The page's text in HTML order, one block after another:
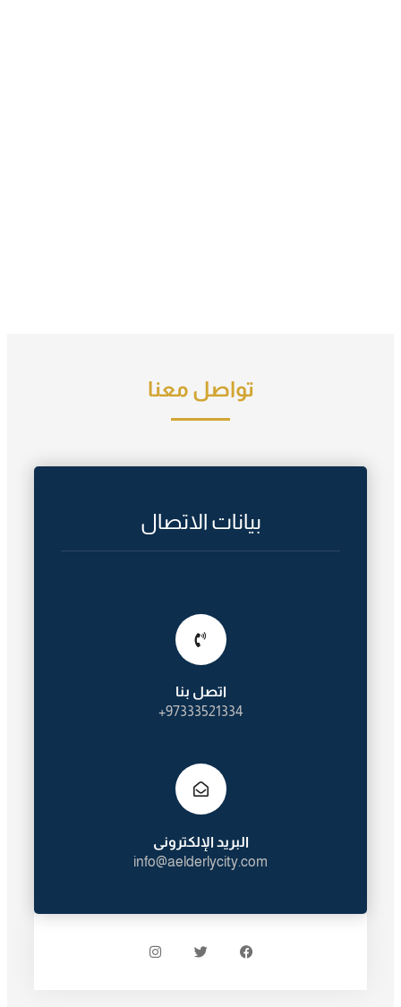
بيانات الاتصال
اتصل بنا
97333521334+
البريد الإلكترونى
info@aelderlycity.com
تواصل معنا